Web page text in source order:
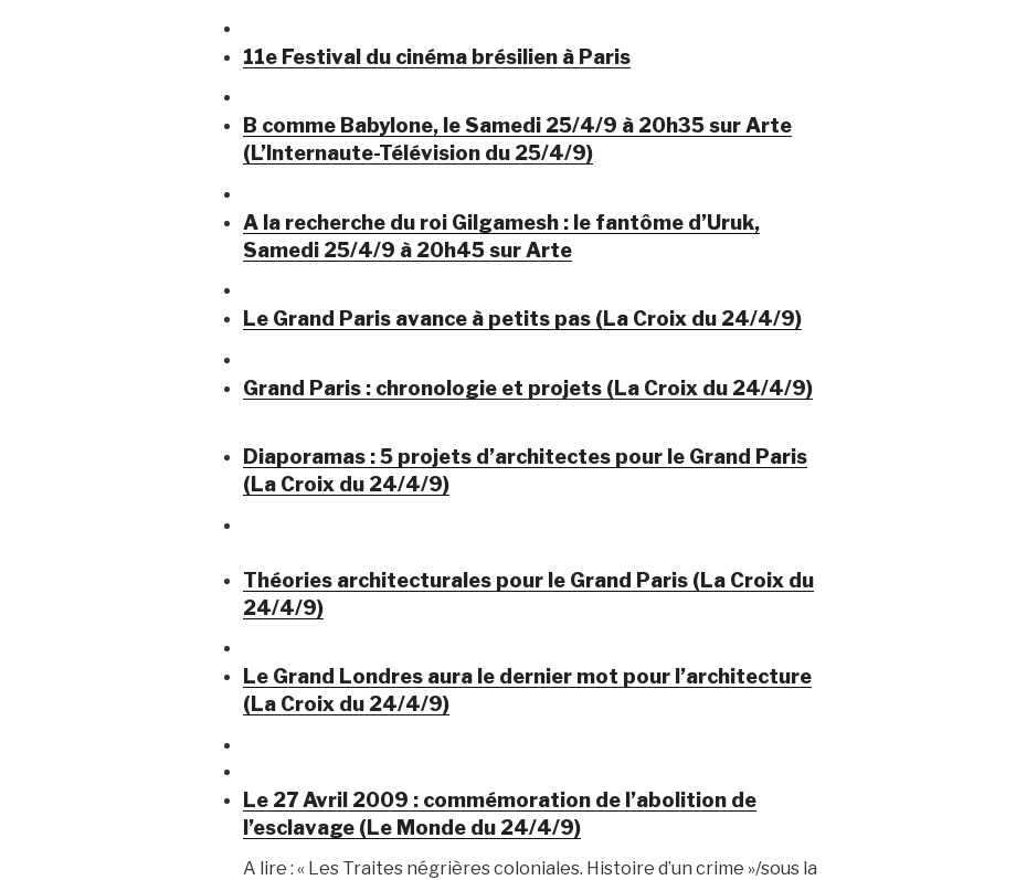
11e Festival du cinéma brésilien à Paris
B comme Babylone, le Samedi 25/4/9 à 20h35 sur Arte
(L’Internaute-Télévision du 25/4/9)
A la recherche du roi Gilgamesh : le fantôme d’Uruk,
Samedi 25/4/9 à 20h45 sur Arte
Le Grand Paris avance à petits pas (La Croix du 24/4/9)
Grand Paris : chronologie et projets (La Croix du 24/4/9)
Diaporamas : 5 projets d’architectes pour le Grand Paris
(La Croix du 24/4/9)
Théories architecturales pour le Grand Paris (La Croix du
24/4/9)
Le Grand Londres aura le dernier mot pour l’architecture
(La Croix du 24/4/9)
Le 27 Avril 2009 : commémoration de l’abolition de
l’esclavage (Le Monde du 24/4/9)
A lire : « Les Traites négrières coloniales. Histoire d’un crime »/sous la